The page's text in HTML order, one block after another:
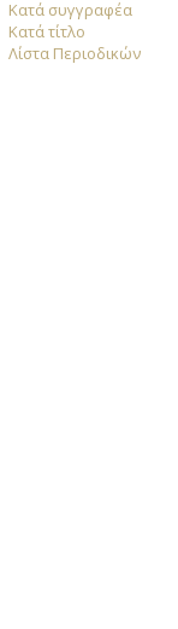
Κατά συγγραφέα
Κατά τίτλο
Λίστα Περιοδικών